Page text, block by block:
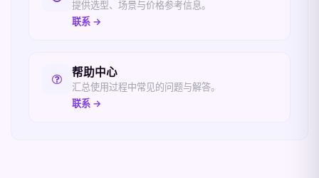
提供选型、场景与价格参考信息。
联系 →
帮助中心
汇总使用过程中常见的问题与解答。
联系 →